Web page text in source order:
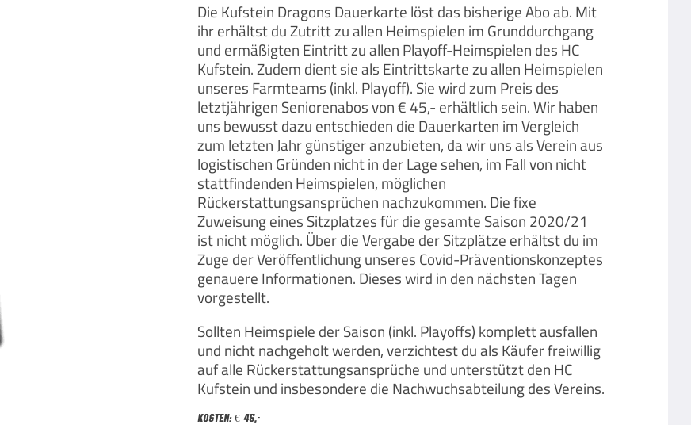
Die Kufstein Dragons Dauerkarte löst das bisherige Abo ab. Mit
ihr erhältst du Zutritt zu allen Heimspielen im Grunddurchgang
und ermäßigten Eintritt zu allen Playoff-Heimspielen des HC
Kufstein. Zudem dient sie als Eintrittskarte zu allen Heimspielen
unseres Farmteams (inkl. Playoff). Sie wird zum Preis des
letztjährigen Seniorenabos von € 45,- erhältlich sein. Wir haben
uns bewusst dazu entschieden die Dauerkarten im Vergleich
zum letzten Jahr günstiger anzubieten, da wir uns als Verein aus
logistischen Gründen nicht in der Lage sehen, im Fall von nicht
stattfindenden Heimspielen, möglichen
Rückerstattungsansprüchen nachzukommen. Die fixe
Zuweisung eines Sitzplatzes für die gesamte Saison 2020/21
ist nicht möglich. Über die Vergabe der Sitzplätze erhältst du im
Zuge der Veröffentlichung unseres Covid-Präventionskonzeptes
genauere Informationen. Dieses wird in den nächsten Tagen
vorgestellt.
Sollten Heimspiele der Saison (inkl. Playoffs) komplett ausfallen
und nicht nachgeholt werden, verzichtest du als Käufer freiwillig
auf alle Rückerstattungsansprüche und unterstützt den HC
Kufstein und insbesondere die Nachwuchsabteilung des Vereins.
Kosten: € 45,-